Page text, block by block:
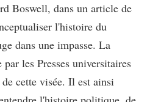
Boswell, dans un article de
l'histoire du
dans une impasse. La
les Presses universitaires
cette visée. Il est ainsi